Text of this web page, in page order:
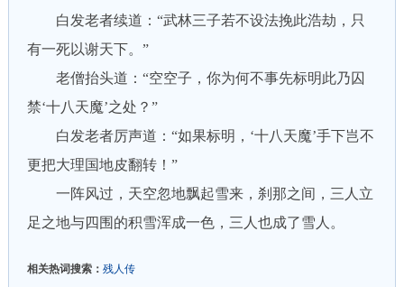
白发老者续道：“武林三子若不设法挽此浩劫，只
有一死以谢天下。”
老僧抬头道：“空空子，你为何不事先标明此乃囚
禁‘十八天魔’之处？”
白发老者厉声道：“如果标明，‘十八天魔’手下岂不
更把大理国地皮翻转！”
一阵风过，天空忽地飘起雪来，刹那之间，三人立
足之地与四围的积雪浑成一色，三人也成了雪人。
相关热词搜索： 残人传